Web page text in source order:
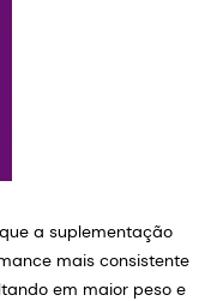
a suplementação
mais consistente
em maior peso e